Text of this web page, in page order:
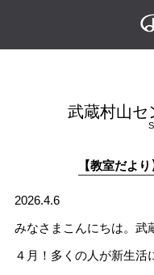
武蔵村山セ
【教室だよ
2026.4.6
みなさまこんにちは。武
４月 ！ 多くの人が新生活